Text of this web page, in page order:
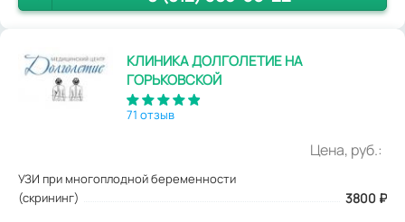
КЛИНИКА ДОЛГОЛЕТИЕ НА
ГОРЬКОВСКОЙ
71 отзыв
Цена, руб.:
УЗИ при многоплодной беременности
(скрининг)
3800 ₽